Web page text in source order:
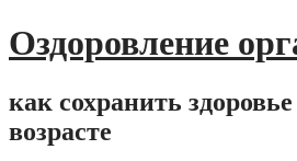
Оздоровление
как сохранить
возрасте